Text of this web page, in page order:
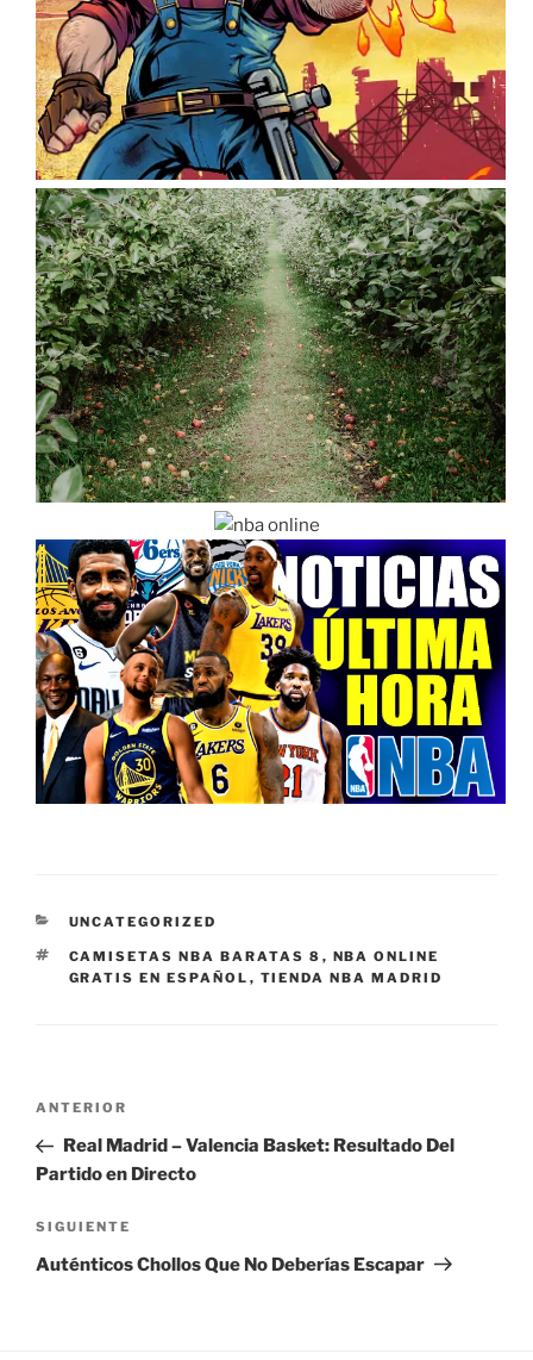
CATEGORÍAS
UNCATEGORIZED
ETIQUETAS
CAMISETAS NBA BARATAS 8 , NBA ONLINE
GRATIS EN ESPAÑOL , TIENDA NBA MADRID
Navegación
entradas
Entrada
anterior:
ANTERIOR
Real Madrid – Valencia Basket: Resultado Del
Partido en Directo
Siguiente
entrada
SIGUIENTE
Auténticos Chollos Que No Deberías Escapar